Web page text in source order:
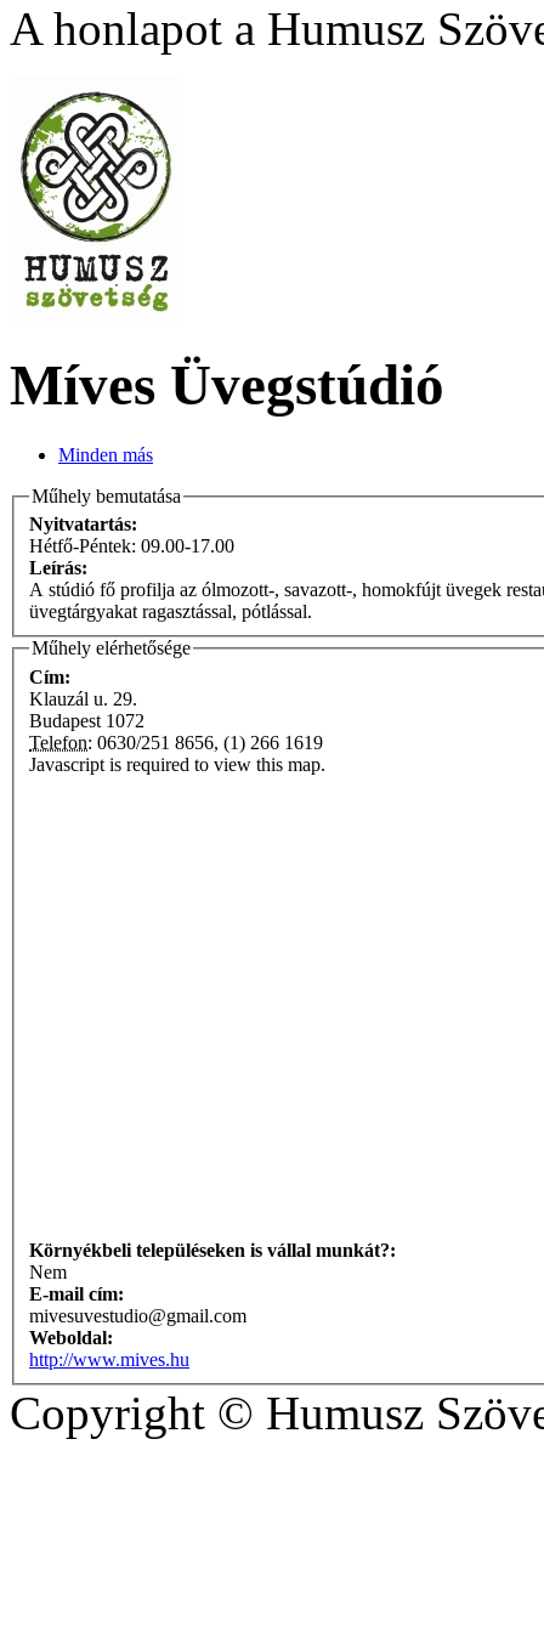
A honlapot a Humusz
Míves Üvegstúdió
Minden más
Műhely bemutatása
Nyitvatartás:
Hétfő-Péntek: 09.00-17.00
Leírás:
A stúdió fő profilja az ólmozott-, savazott-, homokfújt üvegek
üvegtárgyakat ragasztással, pótlással.
Műhely elérhetősége
Cím:
Klauzál u. 29.
Budapest 1072
Telefon: 0630/251 8656, (1) 266 1619
Javascript is required to view this map.
Környékbeli településeken is vállal munkát?:
Nem
E-mail cím:
mivesuvestudio@gmail.com
Weboldal:
http://www.mives.hu
Copyright © Humusz